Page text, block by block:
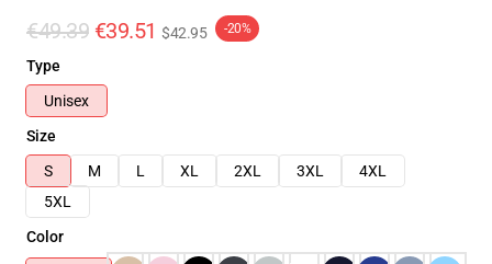
€49.39 €39.51 $42.95 -20%
Type
Unisex
Size
S
M L XL 2XL 3XL
4XL
5XL
Color